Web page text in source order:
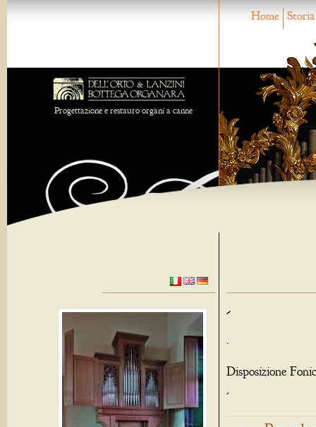
Home Storia
Progettazione e restauro organi a canne
-
.
Disposizione
-